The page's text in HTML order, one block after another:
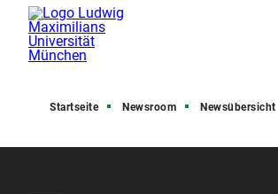
Startseite Newsroom Newsübersicht